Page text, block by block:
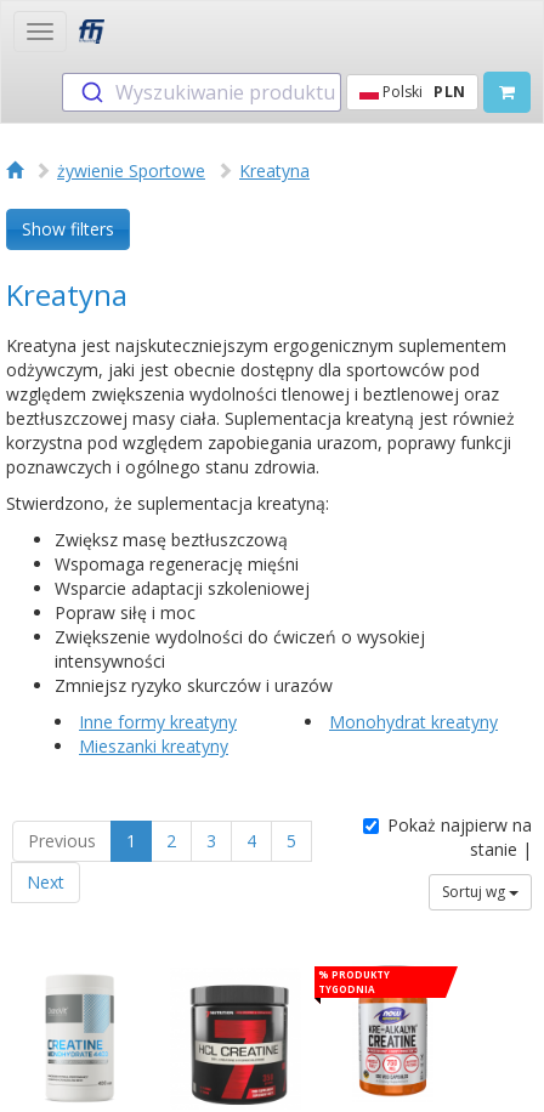
Toggle
Wyszukiwanie produktu Polski PLN
żywienie Sportowe Kreatyna
Show filters
Kreatyna
Kreatyna jest najskuteczniejszym ergogenicznym suplementem
odżywczym, jaki jest obecnie dostępny dla sportowców pod
względem zwiększenia wydolności tlenowej i beztlenowej oraz
beztłuszczowej masy ciała. Suplementacja kreatyną jest również
korzystna pod względem zapobiegania urazom, poprawy funkcji
poznawczych i ogólnego stanu zdrowia.
Stwierdzono, że suplementacja kreatyną:
Zwiększ masę beztłuszczową
Wspomaga regenerację mięśni
Wsparcie adaptacji szkoleniowej
Popraw siłę i moc
Zwiększenie wydolności do ćwiczeń o wysokiej
intensywności
Zmniejsz ryzyko skurczów i urazów
Inne formy kreatyny
Mieszanki kreatyny
Monohydrat kreatyny
Previous 1 2 3 4
5
Next
Pokaż najpierw na
stanie |
Sortuj wg
% Produkty
tygodnia